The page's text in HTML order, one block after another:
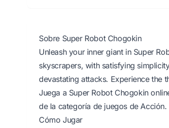
Sobre Super Robot Chogokin
Unleash your inner giant in Super
skyscrapers, with satisfying
devastating attacks. Experience the
Juega a Super Robot Chogokin
de la categoría de juegos de Acción.
Cómo Jugar